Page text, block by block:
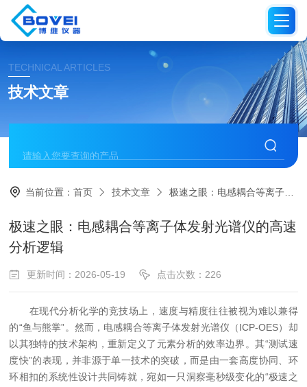
TECHNICAL ARTICLES
技术文章
当前位置：首页 技术文章 极速之眼：电感耦合等离子体发射光谱仪的高速分析逻辑
极速之眼：电感耦合等离子体发射光谱仪的高速
分析逻辑
更新时间：2026-05-19 点击次数：226
在现代分析化学的竞技场上，速度与精度往往被视为难以兼得
的“鱼与熊掌”。然而，电感耦合等离子体发射光谱仪（ICP-OES）却
以其独特的技术架构，重新定义了元素分析的效率边界。其“测试速
度快”的表现，并非源于单一技术的突破，而是由一套高度协同、环
环相扣的系统性设计共同铸就，宛如一只洞察毫秒级变化的“极速之